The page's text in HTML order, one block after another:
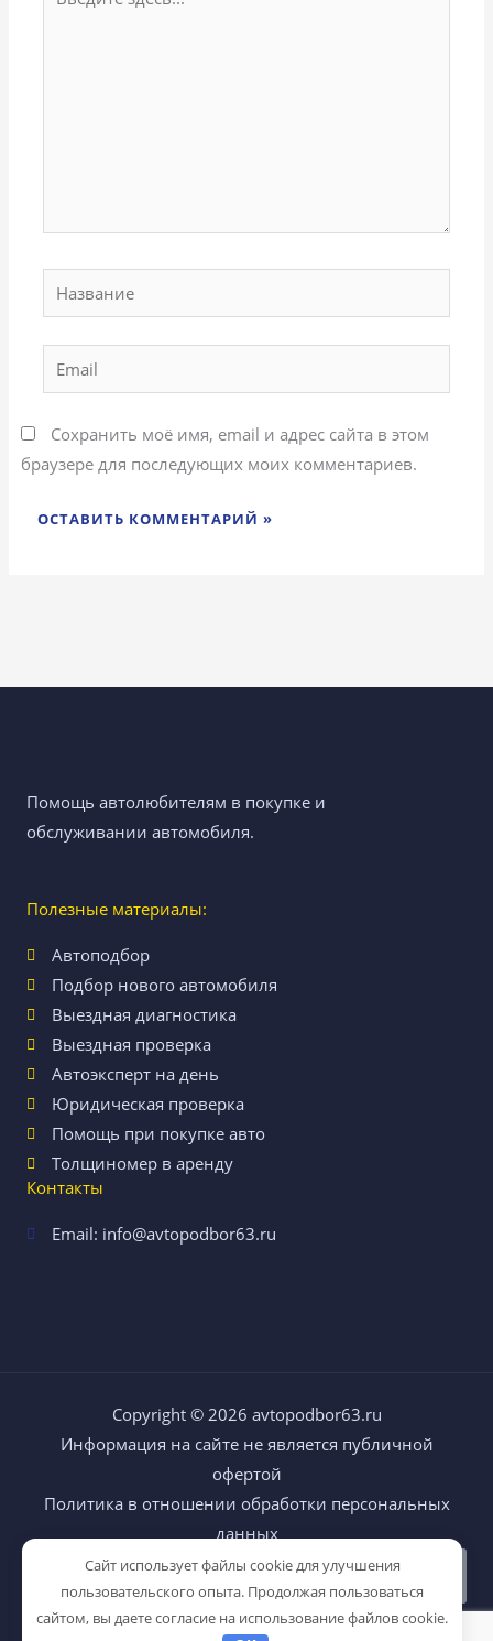
здесь...
Название
Сохранить моё имя, email и адрес сайта в этом
браузере для последующих моих комментариев.
Помощь автолюбителям в покупке и
обслуживании автомобиля.
Полезные материалы:
Автоподбор
Подбор нового автомобиля
Выездная диагностика
Выездная проверка
Автоэксперт на день
Юридическая проверка
Помощь при покупке авто
Толщиномер в аренду
Контакты
Email: info@avtopodbor63.ru
Copyright © 2026 avtopodbor63.ru
Информация на сайте не является публичной
офертой
Политика в отношении обработки персональных
данных
Сайт использует файлы cookie для улучшения
пользовательского опыта. Продолжая пользоваться
сайтом, вы даете согласие на использование файлов cookie.